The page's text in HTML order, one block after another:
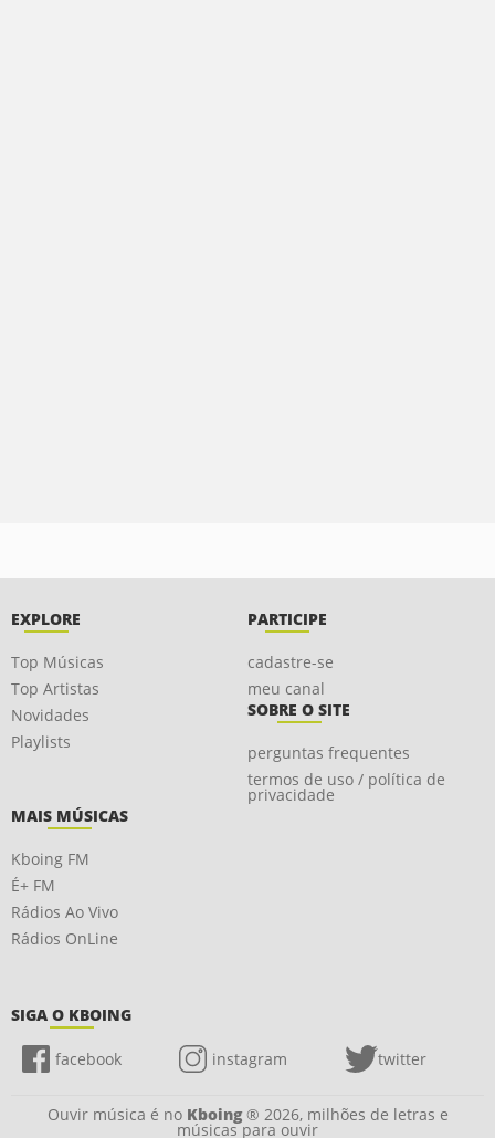
EXPLORE
Top Músicas
Top Artistas
Novidades
Playlists
PARTICIPE
cadastre-se
meu canal
SOBRE O SITE
perguntas frequentes
termos de uso / política de
privacidade
MAIS MÚSICAS
Kboing FM
É+ FM
Rádios Ao Vivo
Rádios OnLine
SIGA O KBOING
facebook instagram twitter
Ouvir música é no Kboing® 2026, milhões de letras e
músicas para ouvir